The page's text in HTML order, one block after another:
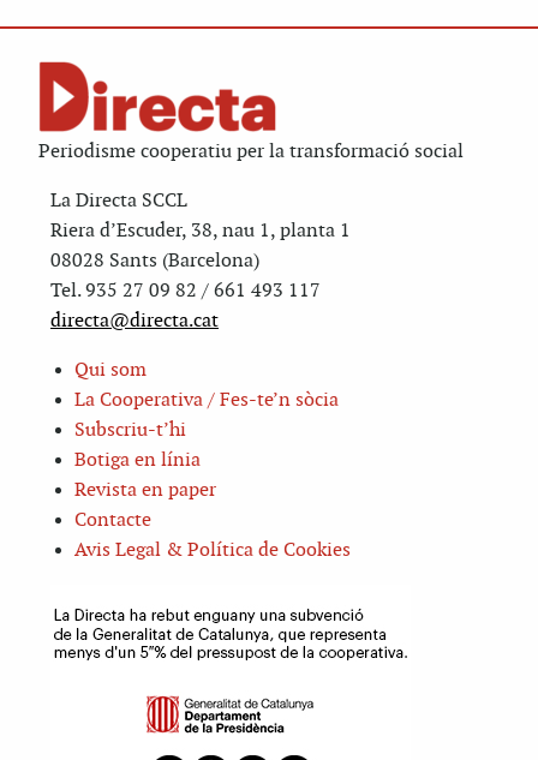
Periodisme cooperatiu per la transformació social
La Directa SCCL
Riera d’Escuder, 38, nau 1, planta 1
08028 Sants (Barcelona)
Tel. 935 27 09 82 / 661 493 117
directa@directa.cat
Qui som
La Cooperativa / Fes-te’n sòcia
Subscriu-t’hi
Botiga en línia
Revista en paper
Contacte
Avis Legal & Política de Cookies